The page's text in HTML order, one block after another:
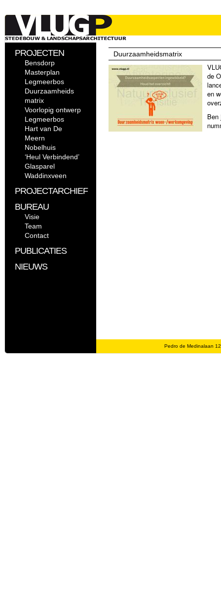
PROJECTEN
Bensdorp
Masterplan
Legmeerbos
Duurzaamheids
matrix
Voorlopig ontwerp
Legmeerbos
Hart van De
Meern
Nobelhuis
‘Heul Verbindend’
Glasparel
Waddinxveen
PROJECTARCHIEF
BUREAU
Visie
Team
Contact
PUBLICATIES
NIEUWS
Duurzaamheidsmatrix
de
en
Ben
Pedro de Medinalaan